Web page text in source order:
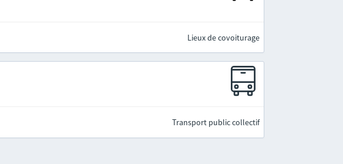
Lieux de covoiturage
Transport public collectif